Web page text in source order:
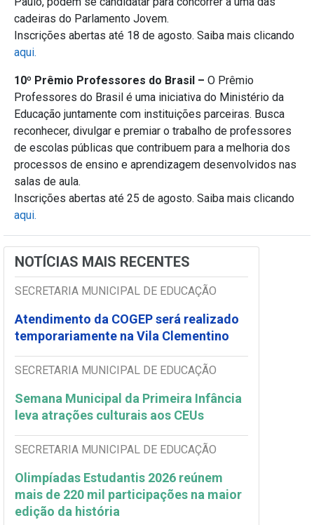
cadeiras do Parlamento Jovem.
Inscrições abertas até 18 de agosto. Saiba mais clicando
aqui.
10º Prêmio Professores do Brasil – O Prêmio
Professores do Brasil é uma iniciativa do Ministério da
Educação juntamente com instituições parceiras. Busca
reconhecer, divulgar e premiar o trabalho de professores
de escolas públicas que contribuem para a melhoria dos
processos de ensino e aprendizagem desenvolvidos nas
salas de aula.
Inscrições abertas até 25 de agosto. Saiba mais clicando
aqui.
NOTÍCIAS MAIS RECENTES
SECRETARIA MUNICIPAL DE EDUCAÇÃO
Atendimento da COGEP será realizado
temporariamente na Vila Clementino
SECRETARIA MUNICIPAL DE EDUCAÇÃO
Semana Municipal da Primeira Infância
leva atrações culturais aos CEUs
SECRETARIA MUNICIPAL DE EDUCAÇÃO
Olimpíadas Estudantis 2026 reúnem
mais de 220 mil participações na maior
edição da história